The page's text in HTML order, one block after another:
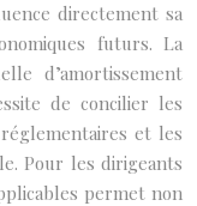
directement sa
futurs. La
d’amortissement
de concilier les
et les
Pour les dirigeants
permet non